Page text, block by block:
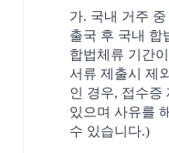
가. 국내 거주
출국 후 국내 합
합법체류 기간
서류 제출시 제
인 경우, 접수증
있으며 사유를
수 있습니다.)